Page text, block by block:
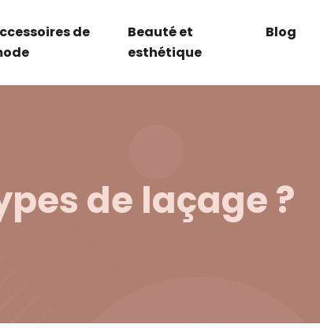
de
Beauté et
esthétique
Blog
de laçage ?